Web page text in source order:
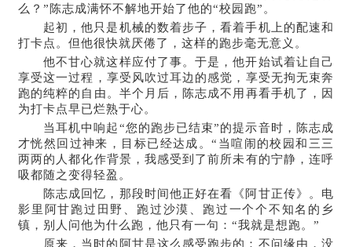
么？”陈志成满怀不解地开始了他的“校园跑”。
起初，他只是机械的数着步子，看着手机上的配速和
打卡点。但他很快就厌倦了，这样的跑步毫无意义。
他不甘心就这样应付了事。于是，他开始试着让自己
享受这一过程，享受风吹过耳边的感觉，享受无拘无束奔
跑的纯粹的自由。半个月后，陈志成不用再看手机了，因
为打卡点早已烂熟于心。
当耳机中响起“您的跑步已结束”的提示音时，陈志成
才恍然回过神来，目标已经达成。“当喧闹的校园和三三
两两的人都化作背景，我感受到了前所未有的宁静，连呼
吸都随之变得轻盈。
陈志成回忆，那段时间他正好在看《阿甘正传》。电
影里阿甘跑过田野、跑过沙漠、跑过一个个不知名的乡
镇，别人问他为什么跑，他只有一句：“我就是想跑。”
原来，当时的阿甘是这么感受跑步的：不问缘由，没